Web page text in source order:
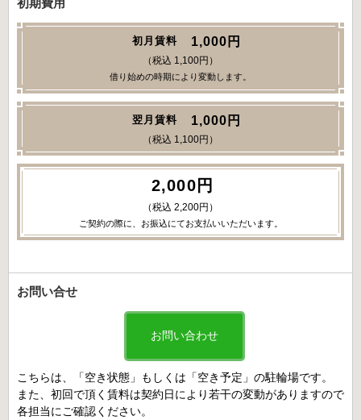
初月賃料 1,000円
（税込 1,100円）
借り始めの時期により変動します。
翌月賃料 1,000円
（税込 1,100円）
2,000円
（税込 2,200円）
ご契約の際に、お振込にてお支払いいただいます。
お問い合せ
お問い合わせ
こちらは、「空き状態」もしくは「空き予定」の駐輪場です。
また、初回で頂く賃料は契約日により若干の変動がありますので
各担当にご確認ください。